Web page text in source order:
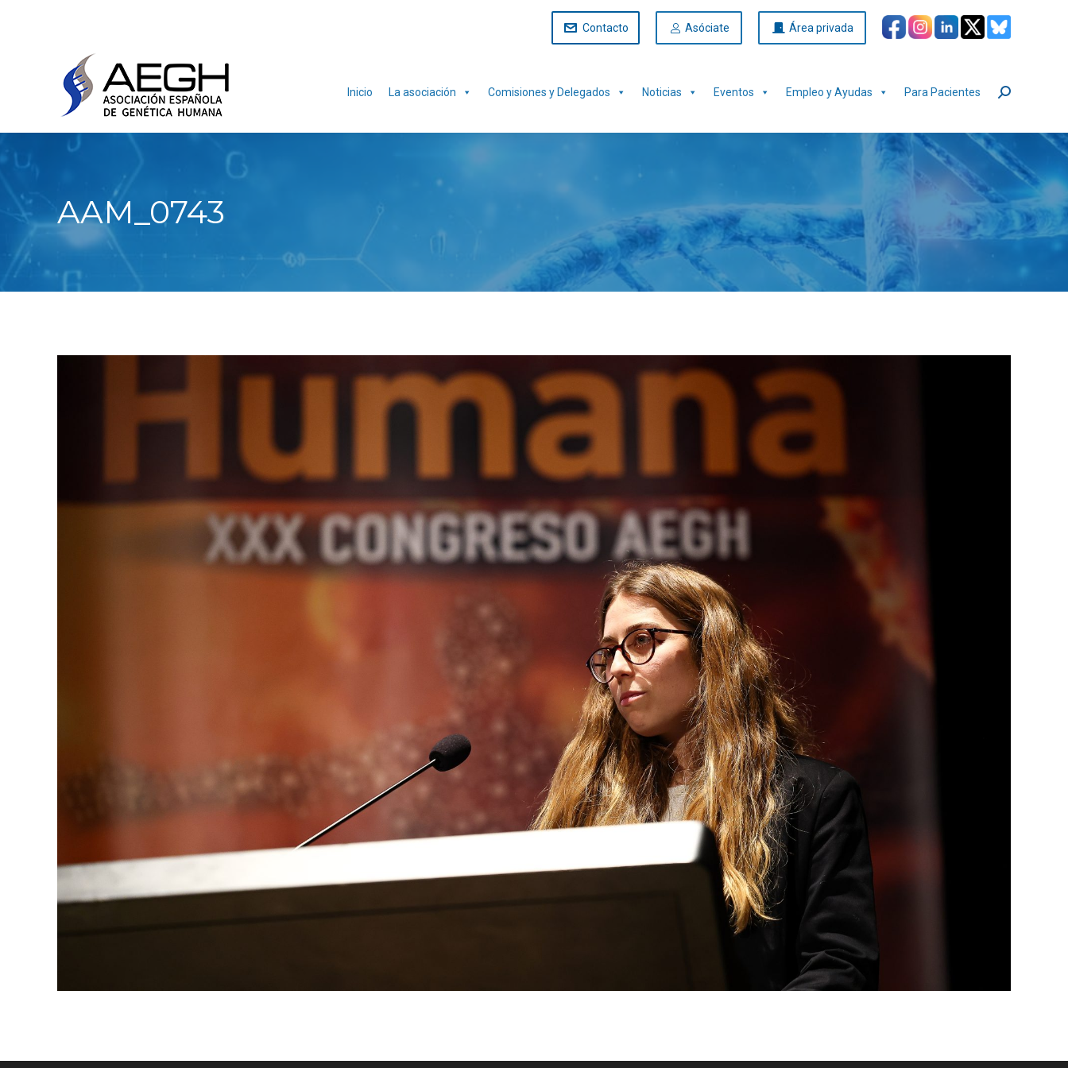
Contacto Asóciate Área privada
Inicio La asociación Comisiones y Delegados Noticias Eventos Empleo y Ayudas Para Pacientes Buscar:
AAM_0743